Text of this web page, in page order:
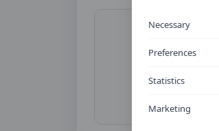
Necessary
Preferences
Statistics
Marketing